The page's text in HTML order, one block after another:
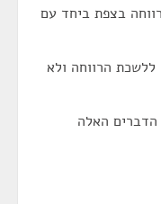
בצפת ביחד עם
ללשכת הרווחה ולא
הדברים האלה